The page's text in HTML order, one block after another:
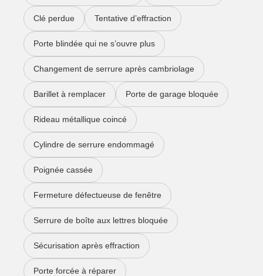
Clé perdue Tentative d’effraction
Porte blindée qui ne s’ouvre plus
Changement de serrure après cambriolage
Barillet à remplacer Porte de garage bloquée
Rideau métallique coincé
Cylindre de serrure endommagé
Poignée cassée
Fermeture défectueuse de fenêtre
Serrure de boîte aux lettres bloquée
Sécurisation après effraction
Porte forcée à réparer